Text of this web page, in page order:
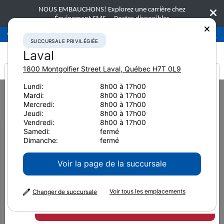
NOUS EMBAUCHONS! Explorez une carrière chez
Équipement SMS. Postes disponibles
Succursale privilégiéeLaval 450-781-9600
Home Nouvelles et ressources Article de presse
Le système de contrôle du nivellement facilite les opérations à tous les
niveaux
Le système de contrôle du
nivellement facilite les
opérations à tous les niveaux
4 décembre 2019 Imprimer la page
It looks like you are
from America
SUCCURSALE PRIVILÉGIÉE
Laval
1800 Montgolfier Street Laval, Québec H7T 0L9
Lundi:
8h00 à 17h00
Mardi:
8h00 à 17h00
Mercredi:
8h00 à 17h00
Jeudi:
8h00 à 17h00
Vendredi:
8h00 à 17h00
Samedi:
fermé
Dimanche:
fermé
Voir la page de la succursale
Changer de succursale Voir tous les emplacements